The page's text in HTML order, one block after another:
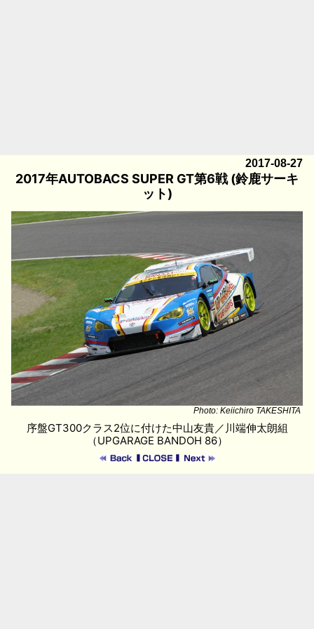
2017-08-27
2017年AUTOBACS SUPER GT第6戦 (鈴鹿サーキ
ット)
Photo: Keiichiro TAKESHITA
序盤GT300クラス2位に付けた中山友貴／川端伸太朗組
（UPGARAGE BANDOH 86）